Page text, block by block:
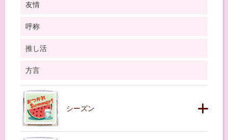
友情
呼称
推し活
方言
シーズン